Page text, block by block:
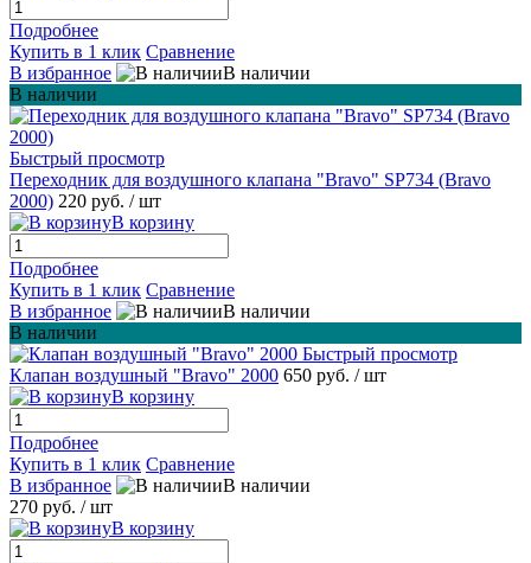
Подробнее
Купить в 1 клик Сравнение
В избранное
В наличии
В наличии
Быстрый просмотр
Переходник для воздушного клапана "Bravo" SP734 (Bravo
2000) 220 руб. / шт
В корзину
Подробнее
Купить в 1 клик Сравнение
В избранное
В наличии
В наличии
Быстрый просмотр
Клапан воздушный "Bravo" 2000 650 руб. / шт
В корзину
Подробнее
Купить в 1 клик Сравнение
В избранное
В наличии
270 руб. / шт
В корзину